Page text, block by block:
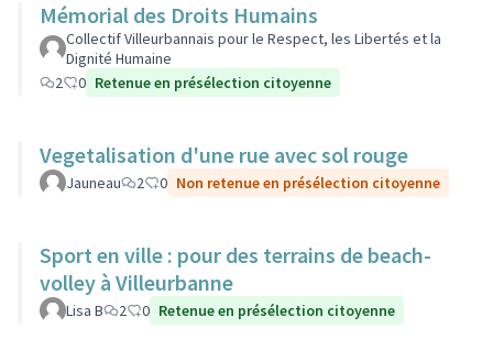
Mémorial des Droits Humains
Collectif Villeurbannais pour le Respect, les Libertés et la
Dignité Humaine
2
0 Retenue en présélection citoyenne
Vegetalisation d'une rue avec sol rouge
Jauneau 2 0 Non retenue en présélection citoyenne
Sport en ville : pour des terrains de beach-
volley à Villeurbanne
Lisa B 2 0 Retenue en présélection citoyenne